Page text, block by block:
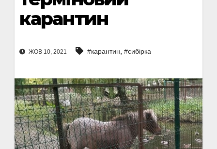
карантин
ЖОВ 10, 2021 #карантин, #сибірка